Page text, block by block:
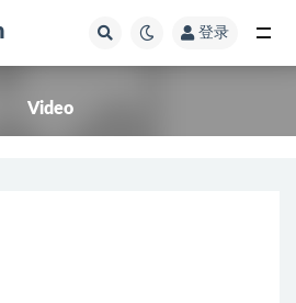
登录
Video